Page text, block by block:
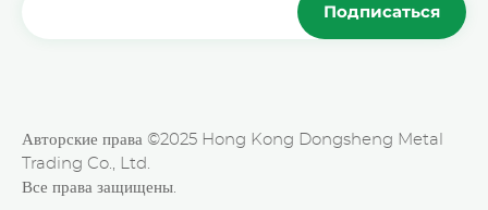
Подписаться
Авторские права ©2025 Hong Kong Dongsheng Metal
Trading Co., Ltd.
Все права защищены.